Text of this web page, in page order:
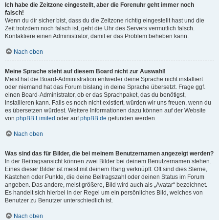
Ich habe die Zeitzone eingestellt, aber die Forenuhr geht immer noch
falsch!
Wenn du dir sicher bist, dass du die Zeitzone richtig eingestellt hast und die
Zeit trotzdem noch falsch ist, geht die Uhr des Servers vermutlich falsch.
Kontaktiere einen Administrator, damit er das Problem beheben kann.
Nach oben
Meine Sprache steht auf diesem Board nicht zur Auswahl!
Meist hat die Board-Administration entweder deine Sprache nicht installiert
oder niemand hat das Forum bislang in deine Sprache übersetzt. Frage ggf.
einen Board-Administrator, ob er das Sprachpaket, das du benötigst,
installieren kann. Falls es noch nicht existiert, würden wir uns freuen, wenn du
es übersetzen würdest. Weitere Informationen dazu können auf der Website
von phpBB Limited oder aufphpBB.de gefunden werden.
Nach oben
Was sind das für Bilder, die bei meinem Benutzernamen angezeigt werden?
In der Beitragsansicht können zwei Bilder bei deinem Benutzernamen stehen.
Eines dieser Bilder ist meist mit deinem Rang verknüpft: Oft sind dies Sterne,
Kästchen oder Punkte, die deine Beitragszahl oder deinen Status im Forum
angeben. Das andere, meist größere, Bild wird auch als „Avatar“ bezeichnet.
Es handelt sich hierbei in der Regel um ein persönliches Bild, welches von
Benutzer zu Benutzer unterschiedlich ist.
Nach oben